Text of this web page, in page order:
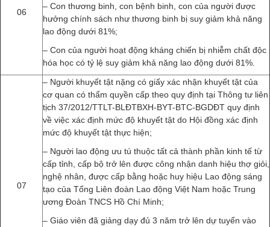
06
– Con thương binh, con bệnh binh, con của người được
hưởng chính sách như thương binh bị suy giảm khả năng
lao động dưới 81%;
– Con của người hoạt động kháng chiến bị nhiễm chất độc
hóa học có tỷ lệ suy giảm khả năng lao động dưới 81%.
07
– Người khuyết tật nặng có giấy xác nhận khuyết tật của
cơ quan có thẩm quyền cấp theo quy định tại Thông tư liên
tịch 37/2012/TTLT-BLĐTBXH-BYT-BTC-BGDĐT quy định
về việc xác định mức độ khuyết tật do Hội đồng xác định
mức độ khuyết tật thực hiện;
– Người lao động ưu tú thuộc tất cả thành phần kinh tế từ
cấp tỉnh, cấp bộ trở lên được công nhận danh hiệu thợ giỏi,
nghệ nhân, được cấp bằng hoặc huy hiệu Lao động sáng
tạo của Tổng Liên đoàn Lao động Việt Nam hoặc Trung
ương Đoàn TNCS Hồ Chí Minh;
– Giáo viên đã giảng dạy đủ 3 năm trở lên dự tuyển vào